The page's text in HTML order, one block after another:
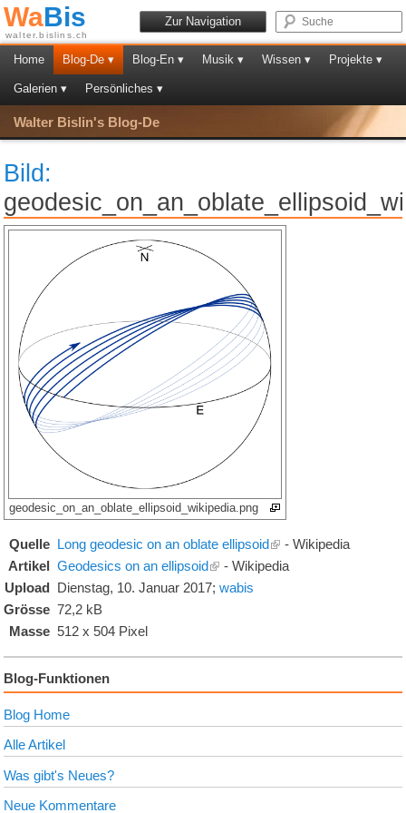
WaBis
walter.bislins.ch
Zur Navigation
Home Blog-De ▾ Blog-En ▾ Musik ▾ Wissen ▾ Projekte ▾
Galerien ▾ Persönliches ▾
Walter Bislin's Blog-De
Bild:
geodesic_on_an_oblate_ellipsoid_wikipedia.png
Quelle Long geodesic on an oblate ellipsoid
- Wikipedia
Artikel Geodesics on an ellipsoid
- Wikipedia
Upload Dienstag, 10. Januar 2017; wabis
Grösse 72,2kB
Masse 512x 504Pixel
Blog-Funktionen
Blog Home
Alle Artikel
Was gibt's Neues?
Neue Kommentare